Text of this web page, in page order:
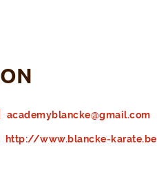
academyblancke@gmail.com
http://www.blancke-karate.be